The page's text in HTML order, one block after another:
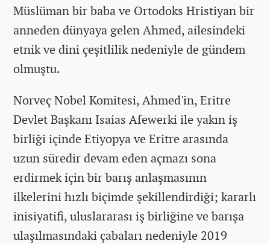
Müslüman bir baba ve Ortodoks Hristiyan bir
anneden dünyaya gelen Ahmed, ailesindeki
etnik ve dini çeşitlilik nedeniyle de gündem
olmuştu.
Norveç Nobel Komitesi, Ahmed'in, Eritre
Devlet Başkanı Isaias Afewerki ile yakın iş
birliği içinde Etiyopya ve Eritre arasında
uzun süredir devam eden açmazı sona
erdirmek için bir barış anlaşmasının
ilkelerini hızlı biçimde şekillendirdiği; kararlı
inisiyatifi, uluslararası iş birliğine ve barışa
ulaşılmasındaki çabaları nedeniyle 2019